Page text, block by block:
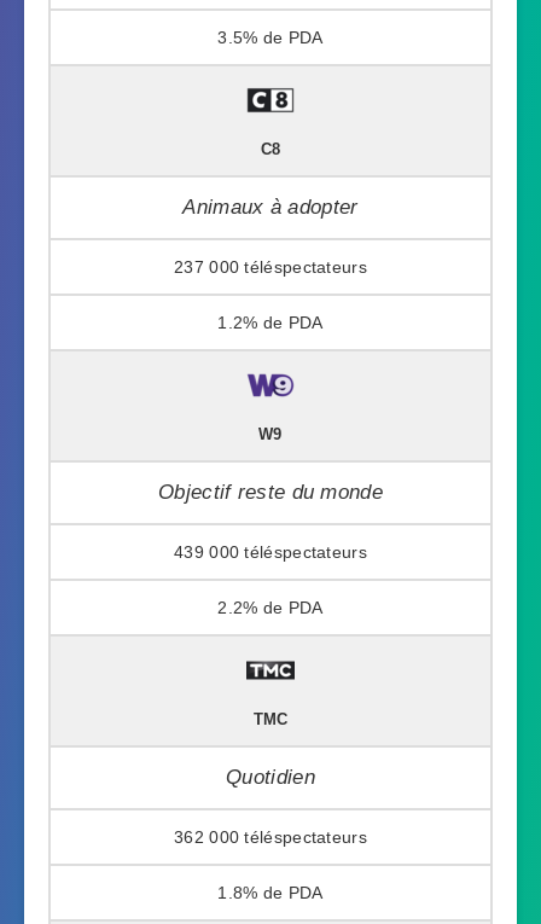
3.5%
C8
Animaux à adopter
237 000
1.2%
W9
Objectif reste du monde
439 000
2.2%
TMC
Quotidien
362 000
1.8%